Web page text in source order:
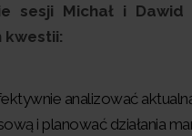
sesji Michał i Dawid
kwestii:
analizować
i planować działania